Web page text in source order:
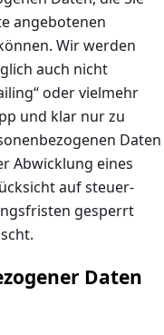
angebotenen
Wir werden
auch nicht
oder vielmehr
und klar nur zu
Daten
Abwicklung eines
auf steuer-
gesperrt
Daten